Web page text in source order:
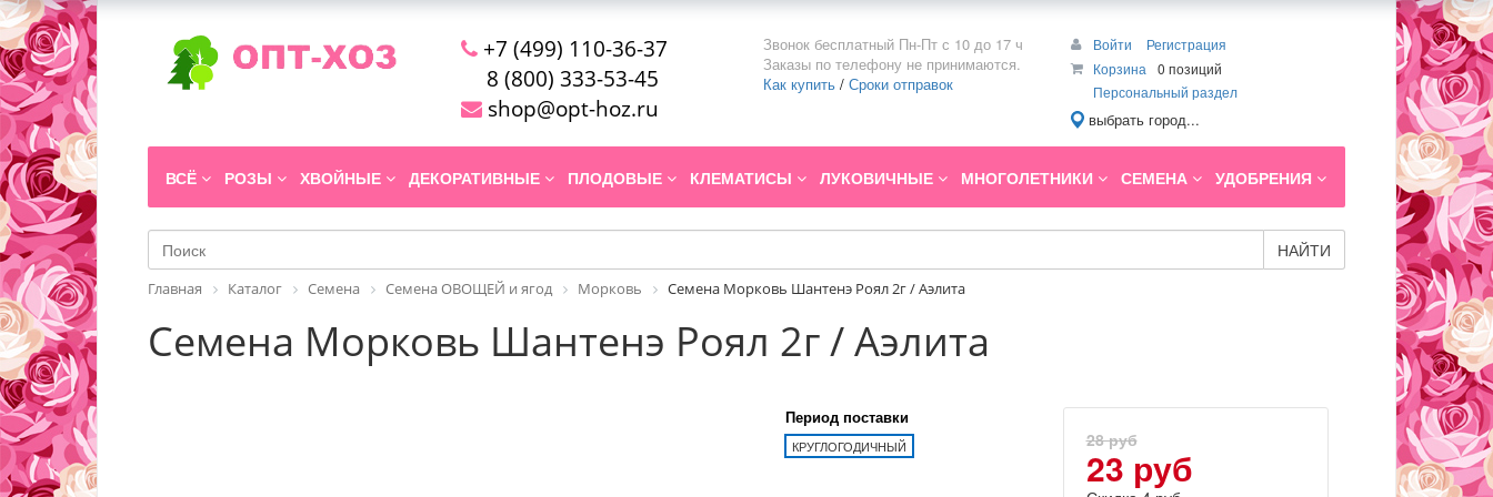
+7 (499) 110-36-37
8 (800) 333-53-45
shop@opt-hoz.ru
Звонок бесплатный Пн-Пт с 10 до 17 ч
Заказы по телефону не принимаются.
Как купить / Сроки отправок
Войти
Регистрация
Корзина
0 позиций
Персональный раздел
выбрать город...
ВСЁ РОЗЫ ХВОЙНЫЕ ДЕКОРАТИВНЫЕ ПЛОДОВЫЕ КЛЕМАТИСЫ ЛУКОВИЧНЫЕ МНОГОЛЕТНИКИ СЕМЕНА УДОБРЕНИЯ
НАЙТИ
Главная Каталог Семена Семена ОВОЩЕЙ и ягод Морковь Семена Морковь Шантенэ Роял 2г / Аэлита
Семена Морковь Шантенэ Роял 2г / Аэлита
Период поставки
КРУГЛОГОДИЧНЫЙ 28 руб
23 руб